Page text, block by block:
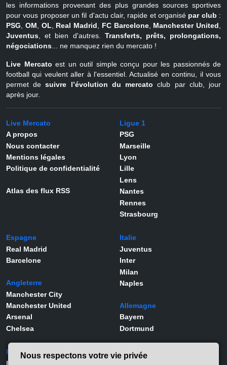
les informations provenant des plus grandes sources sportives
pour vous proposer un fil d'actu clair, rapide et organisé par club :
PSG, OM, OL, Real Madrid, FC Barcelone, Manchester United,
Juventus, et bien d'autres. Transferts, prêts, prolongations,
négociations... ne manquez rien du mercato !
Live Mercato est un outil simple conçu pour les passionnés de
football qui veulent aller à l'essentiel. Actualisé en continu, il vous
permet desuivre l’évolution du mercato club par club, jour
après jour.
Live Mercato
A propos
Nous contacter
Mentions légales
Politique de confidentialité
Atlas des flux RSS
Ligue 1
PSG
Marseille
Lyon
Lille
Lens
Nantes
Rennes
Strasbourg
Espagne
Real Madrid
Barcelone
Angleterre
Manchester City
Manchester United
Arsenal
Chelsea
Italie
Juventus
Inter
Milan
Naples
Allemagne
Bayern
Dortmund
Portugal
Benfica
Joueurs
Nous respectons votre vie privée